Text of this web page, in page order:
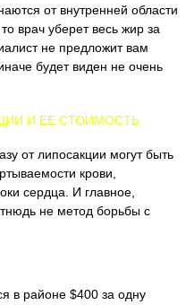
от внутренней области
врач уберет весь жир за
не предложит вам
будет виден не очень
И ЕЕ СТОИМОСТЬ
от липосакции могут быть
крови,
сердца. И главное,
не метод борьбы с
в районе $400 за одну